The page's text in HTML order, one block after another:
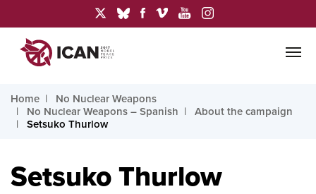
Home
No Nuclear Weapons
No Nuclear Weapons – Spanish
About the campaign
Setsuko Thurlow
Setsuko Thurlow